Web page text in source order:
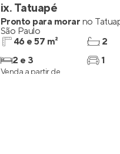
ix. Tatuapé
Pronto para morar no
São Paulo
46 e 57 m²
2 e 3
2
1
Venda a partir de
Olá, precisa de ajuda para
encontrar um imóvel em Vila
Endres, Guarulhos - SP?